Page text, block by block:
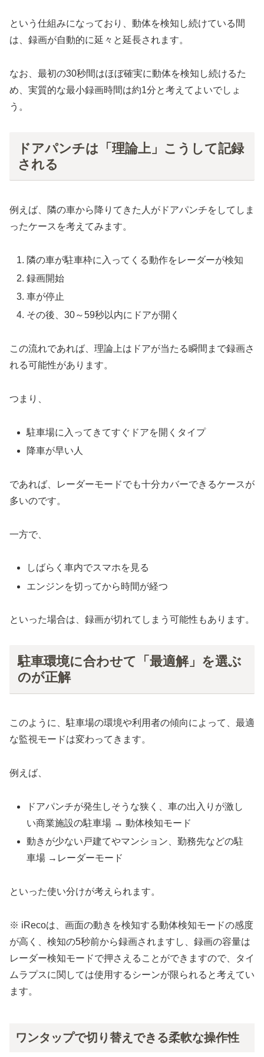
という仕組みになっており、動体を検知し続けている間
は、録画が自動的に延々と延長されます。
なお、最初の30秒間はほぼ確実に動体を検知し続けるた
め、実質的な最小録画時間は約1分と考えてよいでしょ
う。
ドアパンチは「理論上」こうして記録
される
例えば、隣の車から降りてきた人がドアパンチをしてしま
ったケースを考えてみます。
隣の車が駐車枠に入ってくる動作をレーダーが検知
録画開始
車が停止
その後、30～59秒以内にドアが開く
この流れであれば、理論上はドアが当たる瞬間まで録画さ
れる可能性があります。
つまり、
駐車場に入ってきてすぐドアを開くタイプ
降車が早い人
であれば、レーダーモードでも十分カバーできるケースが
多いのです。
一方で、
しばらく車内でスマホを見る
エンジンを切ってから時間が経つ
といった場合は、録画が切れてしまう可能性もあります。
駐車環境に合わせて「最適解」を選ぶ
のが正解
このように、駐車場の環境や利用者の傾向によって、最適
な監視モードは変わってきます。
例えば、
ドアパンチが発生しそうな狭く、車の出入りが激し
い商業施設の駐車場 → 動体検知モード
動きが少ない戸建てやマンション、勤務先などの駐
車場 →レーダーモード
といった使い分けが考えられます。
※ iRecoは、画面の動きを検知する動体検知モードの感度
が高く、検知の5秒前から録画されますし、録画の容量は
レーダー検知モードで押さえることができますので、タイ
ムラプスに関しては使用するシーンが限られると考えてい
ます。
ワンタップで切り替えできる柔軟な操作性